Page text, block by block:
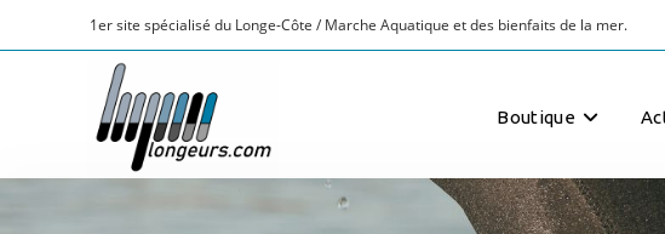
1er site spécialisé du Longe-Côte / Marche Aquatique et des bienfaits de la mer.
Boutique